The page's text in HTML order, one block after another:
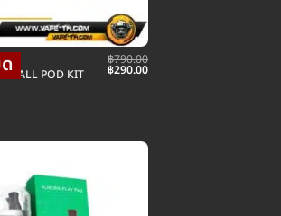
POD KIT
฿790.00
Original
price
฿290.00Current